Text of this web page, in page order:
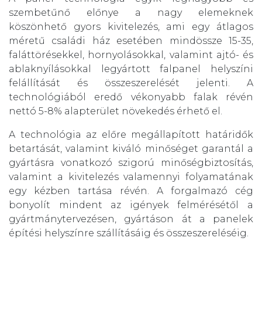
szembetűnő előnye a nagy elemeknek
köszönhető gyors kivitelezés, ami egy átlagos
méretű családi ház esetében mindössze 15-35,
faláttörésekkel, hornyolásokkal, valamint ajtó- és
ablaknyílásokkal legyártott falpanel helyszíni
felállítását és összeszerelését jelenti. A
technológiából eredő vékonyabb falak révén
nettó 5-8% alapterület növekedés érhető el.
A technológia az előre megállapított határidők
betartását, valamint kiváló minőséget garantál a
gyártásra vonatkozó szigorú minőségbiztosítás,
valamint a kivitelezés valamennyi folyamatának
egy kézben tartása révén. A forgalmazó cég
bonyolít mindent az igények felmérésétől a
gyártmánytervezésen, gyártáson át a panelek
építési helyszínre szállításáig és összeszereléséig.